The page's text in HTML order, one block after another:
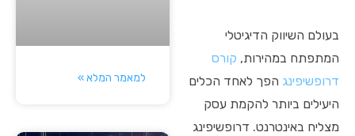
בעולם השיווק הדיגיטלי
המתפתח במהירות, קורס
דרופשיפינג הפך לאחד הכלים
היעילים ביותר להקמת עסק
מצליח באינטרנט. דרופשיפינג
למאמר המלא »